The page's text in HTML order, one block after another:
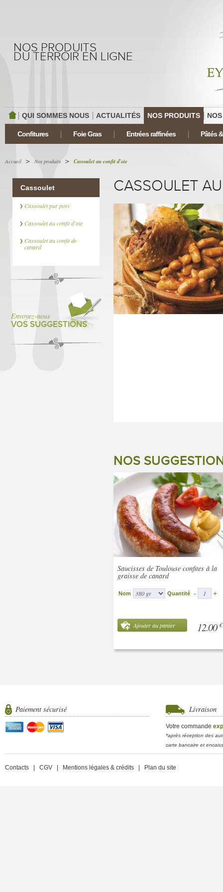
NOS PRODUITS
DU TERROIR EN LIGNE
QUI SOMMES NOUS ACTUALITÉS NOS PRODUITS
Confitures Foie Gras Entrées raffinées Pâtés
Accueil > Nos produits > Cassoulet au confit d'oie
Cassoulet
Cassoulet pur porc
Cassoulet au confit d'oie
Cassoulet au confit de
canard
Envoyez-nous
VOS SUGGESTIONS
CASSOULET
NOS
Saucisses de Toulouse confites à la
graisse de canard
Nom Quantité - +
12.00 €
Ajouter au panier
Paiement sécurisé Livraison
Votre commande
*après réception des
carte bancaire et
Contacts CGV Mentions légales & crédits Plan du site